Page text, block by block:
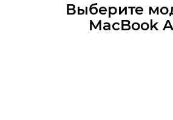
Выберите
MacBook